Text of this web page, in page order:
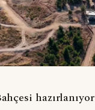
hazırlanıyor